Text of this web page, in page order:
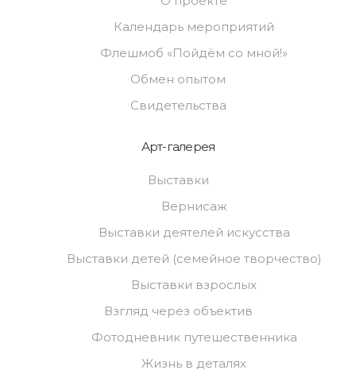
Календарь мероприятий
Флешмоб «Пойдём со мной!»
Обмен опытом
Свидетельства
Арт-галерея
Выставки
Вернисаж
Выставки деятелей искусства
Выставки детей (семейное творчество)
Выставки взрослых
Взгляд через объектив
Фотодневник путешественника
Жизнь в деталях